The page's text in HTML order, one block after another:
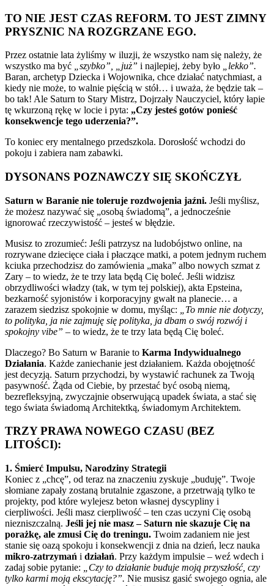
TO NIE JEST CZAS REFORM. TO JEST ZIMNY
PRYSZNIC NA ROZGRZANE EGO.
Przez ostatnie lata żyliśmy w iluzji, że wszystko nam się należy, że
wszystko ma być
„szybko”, „już” i najlepiej, żeby było
„lekko”.
Baran, archetyp Dziecka i Wojownika, chce działać natychmiast, a
kiedy nie może, to walnie pięścią w stół… i uważa, że będzie tak –
bo tak! Ale Saturn to Stary Mistrz, Dojrzały Nauczyciel, który łapie
tę wkurzoną rękę w locie i pyta: „Czy jesteś gotów ponieść
konsekwencje tego uderzenia?”.
To koniec ery mentalnego przedszkola. Dorosłość wchodzi do
pokoju i zabiera nam zabawki.
DYSONANS POZNAWCZY SIĘ SKOŃCZYŁ
Saturn w Baranie nie toleruje rozdwojenia jaźni. Jeśli myślisz,
że możesz nazywać się „osobą świadomą”, a jednocześnie
ignorować rzeczywistość – jesteś w błędzie.
Musisz to zrozumieć: Jeśli patrzysz na ludobójstwo online, na
rozrywane dziecięce ciała i płaczące matki, a potem jednym ruchem
kciuka przechodzisz do zamówienia „maka” albo nowych szmat z
Zary – to wiedz, że te trzy lata będą Cię boleć. Jeśli widzisz
obrzydliwości władzy (tak, w tym tej polskiej), akta Epsteina,
bezkarność syjonistów i korporacyjny gwałt na planecie… a
zarazem siedzisz spokojnie w domu, myśląc:
„To mnie nie dotyczy,
to polityka, ja nie zajmuję się polityka, ja dbam o swój rozwój i
spokojny vibe” – to wiedz, że te trzy lata będą Cię boleć.
Dlaczego? Bo Saturn w Baranie to Karma Indywidualnego
Działania. Każde zaniechanie jest działaniem. Każda obojętność
jest decyzją. Saturn przychodzi, by wystawić rachunek za Twoją
pasywność. Żąda od Ciebie, by przestać być osobą niemą,
bezrefleksyjną, zwyczajnie obserwującą upadek świata, a stać się
tego świata świadomą Architektką, świadomym Architektem.
TRZY PRAWA NOWEGO CZASU (BEZ
LITOŚCI):
1. Śmierć Impulsu, Narodziny Strategii
Koniec z „chcę”, od teraz na znaczeniu zyskuje „buduję”. Twoje
słomiane zapały zostaną brutalnie zgaszone, a przetrwają tylko te
projekty, pod które wylejesz beton własnej dyscypliny i
cierpliwości. Jeśli masz cierpliwość – ten czas uczyni Cię osobą
niezniszczalną. Jeśli jej nie masz – Saturn nie skazuje Cię na
porażkę, ale zmusi Cię do treningu. Twoim zadaniem nie jest
stanie się oazą spokoju i konsekwencji z dnia na dzień, lecz nauka
mikro-zatrzymań i działań. Przy każdym impulsie – weź wdech i
zadaj sobie pytanie:
„Czy to działanie buduje moją przyszłość, czy
tylko karmi moją ekscytację?”. Nie musisz gasić swojego ognia, ale